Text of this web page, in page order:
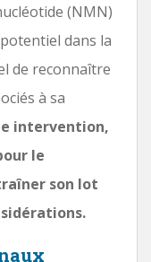
(NMN)
dans la
de reconnaître
à sa
intervention,
le
son lot